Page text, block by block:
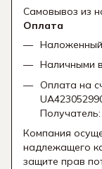
Самовывоз из
Оплата
Наличными
Оплата на
Компания
надлежащего
защите прав